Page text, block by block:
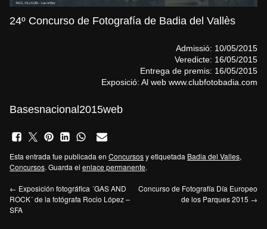
24º Concurso de Fotografía de Badia del Vallès
Admissió: 10/05/2015
Veredicte: 16/05/2015
Entrega de premis: 16/05/2015
Exposició: Al web www.clubfotobadia.com
Basesnacional2015web
Esta entrada fue publicada en Concursosy etiquetada Badia del Valles,
Concursos. Guarda el enlace permanente.
← Exposición fotográfica ´GAS AND
ROCK´ de la fotógrafa Rocio López –
SFA
Concurso de Fotografía Día Europeo
de los Parques 2015 →